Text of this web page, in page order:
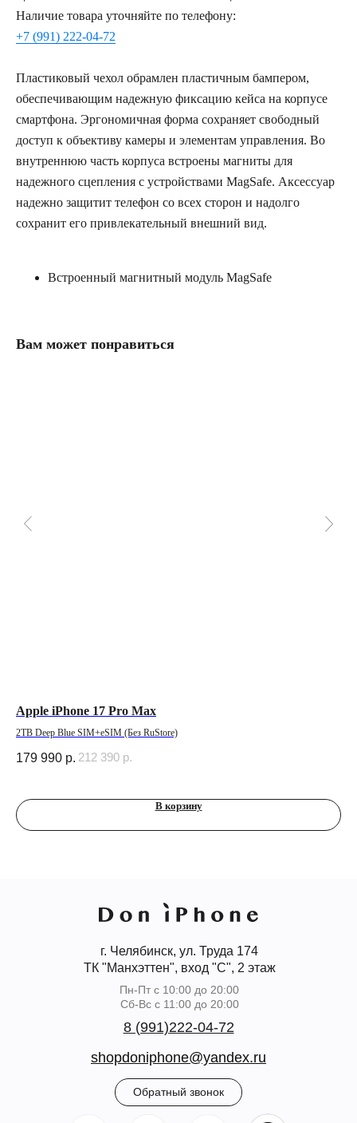
Наличие товара уточняйте по телефону:
+7 (991) 222-04-72
Пластиковый чехол обрамлен пластичным бампером,
обеспечивающим надежную фиксацию кейса на корпусе
смартфона. Эргономичная форма сохраняет свободный
доступ к объективу камеры и элементам управления. Во
внутреннюю часть корпуса встроены магниты для
надежного сцепления с устройствами MagSafe. Аксессуар
надежно защитит телефон со всех сторон и надолго
сохранит его привлекательный внешний вид.
Встроенный магнитный модуль MagSafe
Вам может понравиться
Apple iPhone 17 Pro Max
2TB Deep Blue SIM+eSIM (Без RuStore)
179 990 р. 212 390 р.
В корзину
г. Челябинск, ул. Труда 174
ТК "Манхэттен", вход "С", 2 этаж
Пн-Пт с 10:00 до 20:00
Сб-Вс с 11:00 до 20:00
Обратный звонок
8 (991)222-04-72
shopdoniphone@yandex.ru